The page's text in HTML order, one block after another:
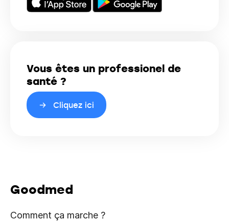
Vous êtes un professionel de
santé ?
Cliquez ici
Goodmed
Comment ça marche ?